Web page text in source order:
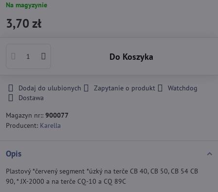
Na magyzynie
3,70 zł
Do Koszyka
Dodaj do ulubionych Zapytanie o produkt
Watchdog
Dostawa
Magazyn nr:: 900077
Producent: Karella
Opis
Plastový *červený segment *úzký na terče CB 40, CB 50, CB 54 CB
90, * JX-2000 a na terče CQ-10 a CQ 89C